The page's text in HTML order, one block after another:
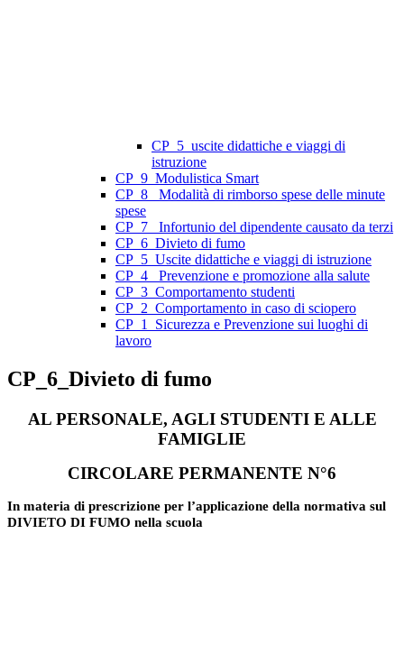
CP_5_uscite didattiche e viaggi di
istruzione
CP_9_Modulistica Smart
CP_8_ Modalità di rimborso spese delle minute
spese
CP_7_ Infortunio del dipendente causato da terzi
CP_6_Divieto di fumo
CP_5_Uscite didattiche e viaggi di istruzione
CP_4_ Prevenzione e promozione alla salute
CP_3_Comportamento studenti
CP_2_Comportamento in caso di sciopero
CP_1_Sicurezza e Prevenzione sui luoghi di
lavoro
CP_6_Divieto di fumo
AL PERSONALE, AGLI STUDENTI E ALLE
FAMIGLIE
CIRCOLARE PERMANENTE N°6
In materia di prescrizione per l’applicazione della normativa sul
DIVIETO DI FUMO nella scuola